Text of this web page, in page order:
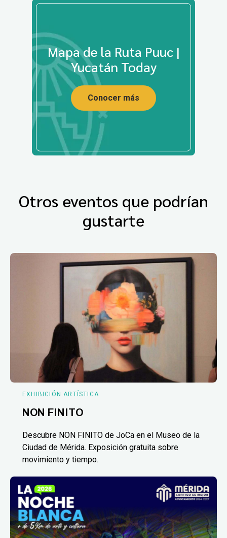
Mapa de la Ruta Puuc |
Yucatán Today
Conocer más
Otros eventos que podrían
gustarte
EXHIBICIÓN ARTÍSTICA
NON FINITO
Descubre NON FINITO de JoCa en el Museo de la
Ciudad de Mérida. Exposición gratuita sobre
movimiento y tiempo.